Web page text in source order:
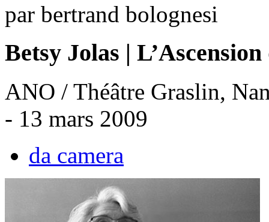
par bertrand bolognesi
Betsy Jolas |
ANO / Théâtre Graslin,
- 13 mars 2009
da camera